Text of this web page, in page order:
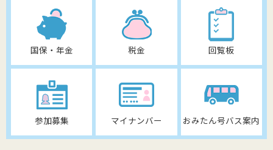
国保・年金 税金 回覧板
参加募集 マイナンバー おみたん号バス案内